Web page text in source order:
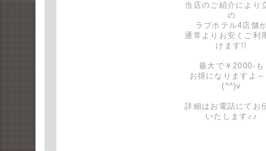
当店のご紹介により
の
ラブホテル4店舗
通常よりお安くご利
けます!!
最大で￥2000-も
お得になりますよ
(^^)v
詳細はお電話にてお
いたします♪♪